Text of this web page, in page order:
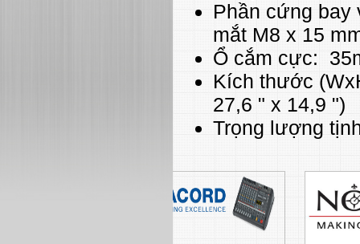
Phần cứng
mắt M8 x 15
Ổ cắm cực:
Kích thước
27,6 " x 14,9 ")
Trọng lượng